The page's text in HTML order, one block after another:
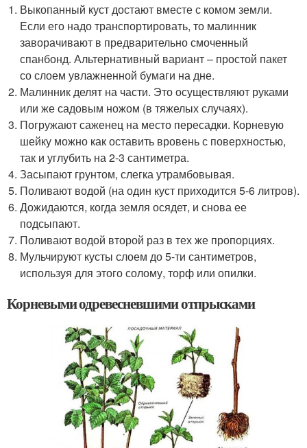
Выкопанный куст достают вместе с комом земли.
Если его надо транспортировать, то малинник
заворачивают в предварительно смоченный
спанбонд. Альтернативный вариант – простой пакет
со слоем увлажненной бумаги на дне.
Малинник делят на части. Это осуществляют руками
или же садовым ножом (в тяжелых случаях).
Погружают саженец на место пересадки. Корневую
шейку можно как оставить вровень с поверхностью,
так и углубить на 2-3 сантиметра.
Засыпают грунтом, слегка утрамбовывая.
Поливают водой (на один куст приходится 5-6 литров).
Дожидаются, когда земля осядет, и снова ее
подсыпают.
Поливают водой второй раз в тех же пропорциях.
Мульчируют кусты слоем до 5-ти сантиметров,
используя для этого солому, торф или опилки.
Корневыми одревесневшими отпрысками